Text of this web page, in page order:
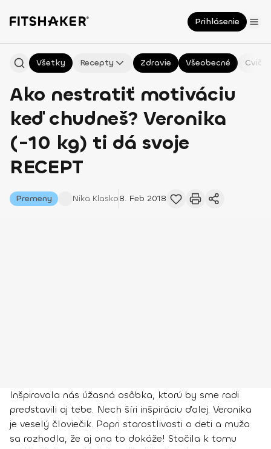
Prihlásenie
Všetky Recepty Zdravie Všeobecné
Ako nestratiť motiváciu
keď chudneš? Veronika
(-10 kg) ti dá svoje
RECEPT
Premeny Nika Klasko8. Feb 2018
Inšpirovala nás úžasná osôbka, ktorú by sme radi
predstavili aj tebe. Nech šíri inšpiráciu ďalej. Veronika
je veselý človiečik. Popri starostlivosti o deti a muža
sa rozhodla, že aj ona to dokáže! Stačila k tomu